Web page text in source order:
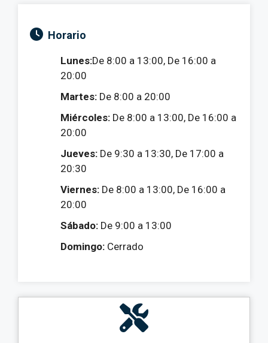
Horario
Lunes:De 8:00 a 13:00, De 16:00 a
20:00
Martes: De 8:00 a 20:00
Miércoles: De 8:00 a 13:00, De 16:00 a
20:00
Jueves: De 9:30 a 13:30, De 17:00 a
20:30
Viernes: De 8:00 a 13:00, De 16:00 a
20:00
Sábado: De 9:00 a 13:00
Domingo: Cerrado